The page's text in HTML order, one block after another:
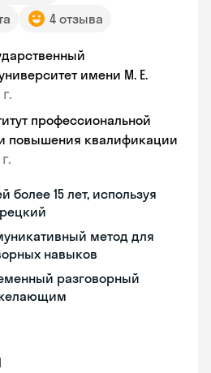
4 отзыва
имени М. Е.
профессиональной
повышения квалификации
более 15 лет, используя
метод для
навыков
разговорный